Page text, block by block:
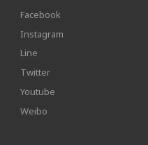
Facebook
Instagram
Line
Twitter
Youtube
Weibo